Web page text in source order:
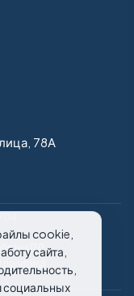
78А
ПД
cookie,
сайта,
социальных